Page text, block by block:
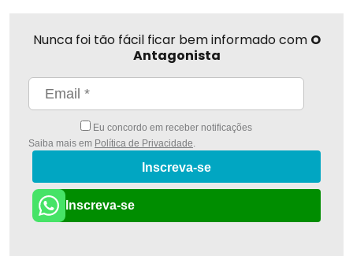
Nunca foi tão fácil ficar bem informado com O
Antagonista
Eu concordo em receber notificações
Saiba mais em Política de Privacidade.
Inscreva-se
Inscreva-se